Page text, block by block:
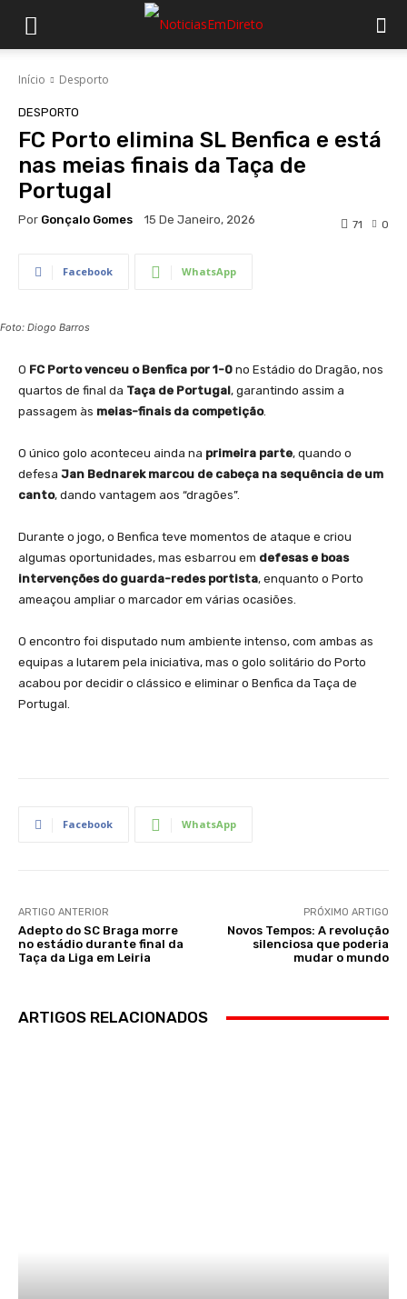
Início Desporto
DESPORTO
FC Porto elimina SL Benfica e está
nas meias finais da Taça de
Portugal
Por Gonçalo Gomes 15 De Janeiro, 2026 0
71
Facebook WhatsApp
Foto: Diogo Barros
O FC Porto venceu o Benfica por 1-0 no Estádio do Dragão, nos
quartos de final da Taça de Portugal, garantindo assim a
passagem às meias-finais da competição.
O único golo aconteceu ainda na primeira parte, quando o
defesa Jan Bednarek marcou de cabeça na sequência de um
canto, dando vantagem aos “dragões”.
Durante o jogo, o Benfica teve momentos de ataque e criou
algumas oportunidades, mas esbarrou em defesas e boas
intervenções do guarda-redes portista, enquanto o Porto
ameaçou ampliar o marcador em várias ocasiões.
O encontro foi disputado num ambiente intenso, com ambas as
equipas a lutarem pela iniciativa, mas o golo solitário do Porto
acabou por decidir o clássico e eliminar o Benfica da Taça de
Portugal.
Facebook WhatsApp
ARTIGO ANTERIOR
Adepto do SC Braga morre
no estádio durante final da
Taça da Liga em Leiria
PRÓXIMO ARTIGO
Novos Tempos: A revolução
silenciosa que poderia
mudar o mundo
ARTIGOS RELACIONADOS